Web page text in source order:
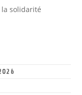
la solidarité